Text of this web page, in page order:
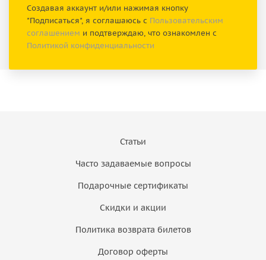
Создавая аккаунт и/или нажимая кнопку
"Подписаться", я соглашаюсь с Пользовательским
соглашением и подтверждаю, что ознакомлен с
Политикой конфиденциальности
Статьи
Часто задаваемые вопросы
Подарочные сертификаты
Скидки и акции
Политика возврата билетов
Договор оферты